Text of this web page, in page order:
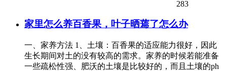
283
家里怎么养百香果，叶子晒蔫了怎么办
一、家养方法 1、土壤：百香果的适应能力很好，因此
生长期间对土的没有较高的需求。家养的时候若能准备
一些疏松性强、肥沃的土壤是比较好的，而且土壤的ph